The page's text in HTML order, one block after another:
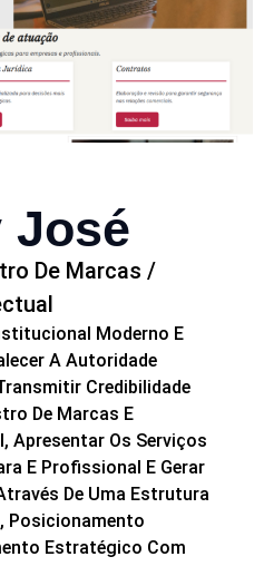
José
De Marcas /
Moderno E
A Autoridade
Credibilidade
De Marcas E
Apresentar Os Serviços
E Profissional E Gerar
De Uma Estrutura
Posicionamento
Estratégico Com